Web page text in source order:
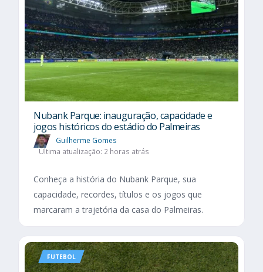
Nubank Parque: inauguração, capacidade e
jogos históricos do estádio do Palmeiras
Guilherme Gomes
Última atualização: 2 horas atrás
Conheça a história do Nubank Parque, sua
capacidade, recordes, títulos e os jogos que
marcaram a trajetória da casa do Palmeiras.
FUTEBOL